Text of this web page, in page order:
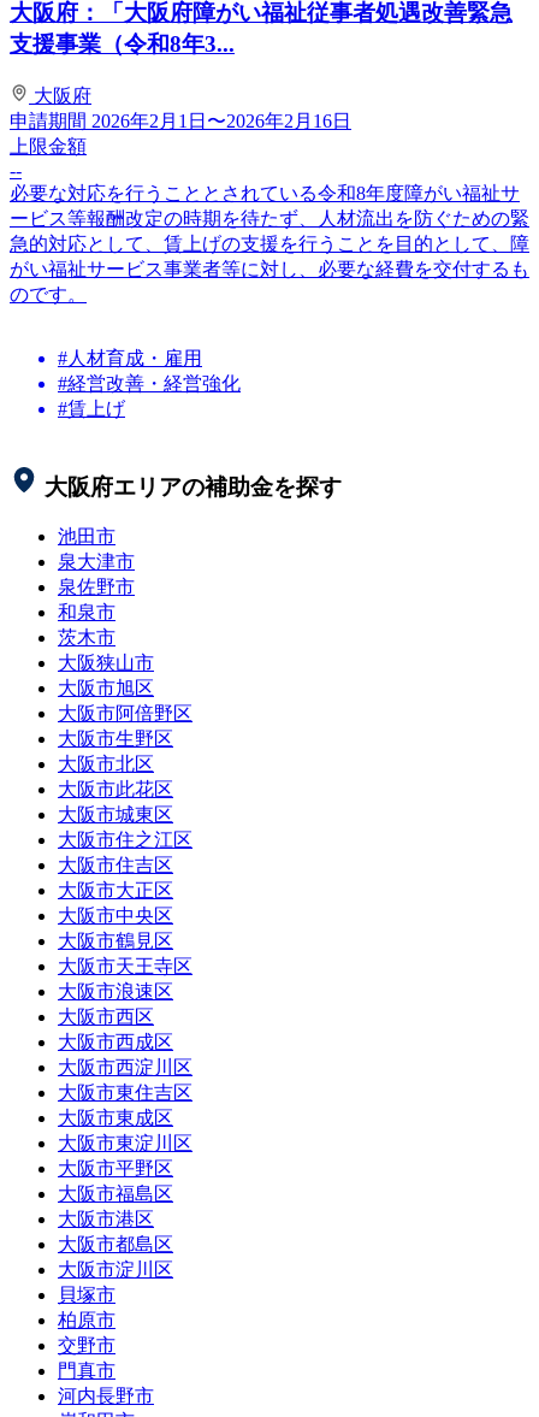
大阪府：「大阪府障がい福祉従事者処遇改善緊急
支援事業（令和8年3...
大阪府
申請期間 2026年2月1日〜2026年2月16日
上限金額
--
必要な対応を行うこととされている令和8年度障がい福祉サ
ービス等報酬改定の時期を待たず、人材流出を防ぐための緊
急的対応として、賃上げの支援を行うことを目的として、障
がい福祉サービス事業者等に対し、必要な経費を交付するも
のです。
#人材育成・雇用
#経営改善・経営強化
#賃上げ
大阪府エリアの補助金を探す
池田市
泉大津市
泉佐野市
和泉市
茨木市
大阪狭山市
大阪市旭区
大阪市阿倍野区
大阪市生野区
大阪市北区
大阪市此花区
大阪市城東区
大阪市住之江区
大阪市住吉区
大阪市大正区
大阪市中央区
大阪市鶴見区
大阪市天王寺区
大阪市浪速区
大阪市西区
大阪市西成区
大阪市西淀川区
大阪市東住吉区
大阪市東成区
大阪市東淀川区
大阪市平野区
大阪市福島区
大阪市港区
大阪市都島区
大阪市淀川区
貝塚市
柏原市
交野市
門真市
河内長野市